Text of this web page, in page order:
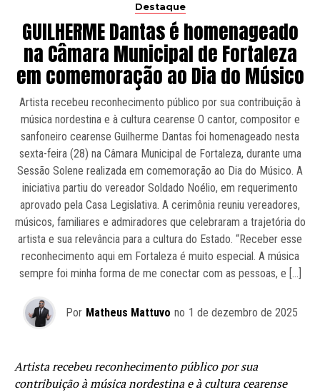
Destaque
GUILHERME Dantas é homenageado
na Câmara Municipal de Fortaleza
em comemoração ao Dia do Músico
Artista recebeu reconhecimento público por sua contribuição à
música nordestina e à cultura cearense O cantor, compositor e
sanfoneiro cearense Guilherme Dantas foi homenageado nesta
sexta-feira (28) na Câmara Municipal de Fortaleza, durante uma
Sessão Solene realizada em comemoração ao Dia do Músico. A
iniciativa partiu do vereador Soldado Noélio, em requerimento
aprovado pela Casa Legislativa. A cerimônia reuniu vereadores,
músicos, familiares e admiradores que celebraram a trajetória do
artista e sua relevância para a cultura do Estado. “Receber esse
reconhecimento aqui em Fortaleza é muito especial. A música
sempre foi minha forma de me conectar com as pessoas, e […]
Por Matheus Mattuvo no 1 de dezembro de 2025
Artista recebeu reconhecimento público por sua
contribuição à música nordestina e à cultura cearense